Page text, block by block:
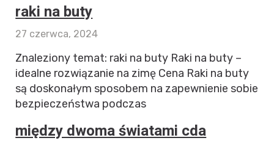
raki na buty
27 czerwca, 2024
Znaleziony temat: raki na buty Raki na buty –
idealne rozwiązanie na zimę Cena Raki na buty
są doskonałym sposobem na zapewnienie sobie
bezpieczeństwa podczas
między dwoma światami cda